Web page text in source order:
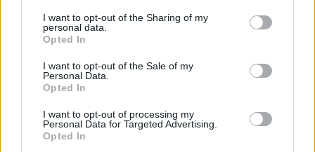
I want to opt-out of the Sharing of my
personal data.
Opted In
I want to opt-out of the Sale of my
Personal Data.
Opted In
I want to opt-out of processing my
Personal Data for Targeted Advertising.
Opted In
2 dager siden